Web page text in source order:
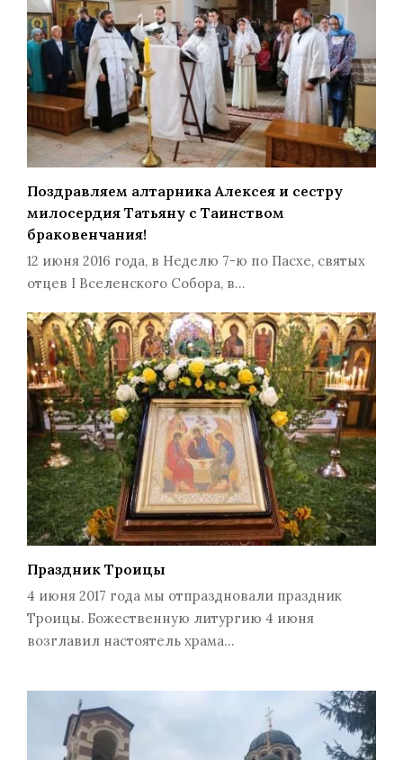
Поздравляем алтарника Алексея и сестру
милосердия Татьяну с Таинством
браковенчания!
12 июня 2016 года, в Неделю 7-ю по Пасхе, святых
отцев I Вселенского Собора, в…
Праздник Троицы
4 июня 2017 года мы отпраздновали праздник
Троицы. Божественную литургию 4 июня
возглавил настоятель храма…